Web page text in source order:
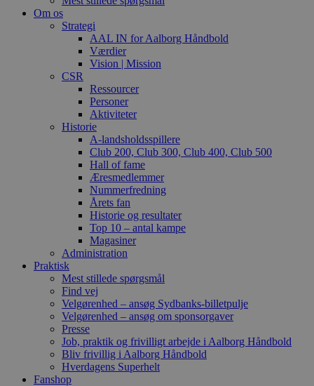
Om os
Strategi
AAL IN for Aalborg Håndbold
Værdier
Vision | Mission
CSR
Ressourcer
Personer
Aktiviteter
Historie
A-landsholdsspillere
Club 200, Club 300, Club 400, Club 500
Hall of fame
Æresmedlemmer
Nummerfredning
Årets fan
Historie og resultater
Top 10 – antal kampe
Magasiner
Administration
Praktisk
Mest stillede spørgsmål
Find vej
Velgørenhed – ansøg Sydbanks-billetpulje
Velgørenhed – ansøg om sponsorgaver
Presse
Job, praktik og frivilligt arbejde i Aalborg Håndbold
Bliv frivillig i Aalborg Håndbold
Hverdagens Superhelt
Fanshop